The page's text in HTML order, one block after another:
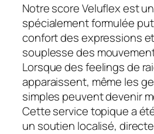
Notre score Veluflex est
spécialement formulée
confort des expressions
souplesse des
Lorsque des feelings de
apparaissent, même les
simples peuvent devenir
Cette service topique a
un soutien localisé,